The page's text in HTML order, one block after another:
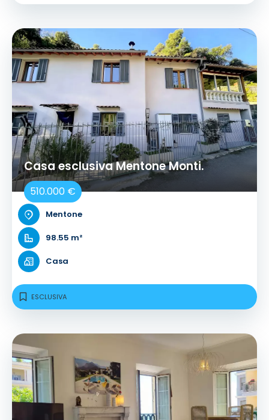
Casa esclusiva Mentone Monti.
510.000 €
Mentone
98.55 m²
Casa
ESCLUSIVA